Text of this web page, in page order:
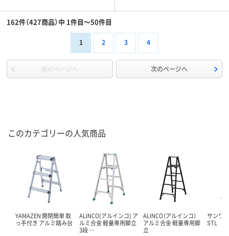
162件（427商品）中 1件目～50件目
1 2 3 4
前のページへ 次のページへ
このカテゴリーの人気商品
YAMAZEN 開閉簡単 取
っ手付き アルミ踏み台
ALINCO(アルインコ) ア
ルミ合金 軽量専用脚立
3段 …
ALINCO（アルインコ）
アルミ合金 軽量専用脚
立
サンワ
STL